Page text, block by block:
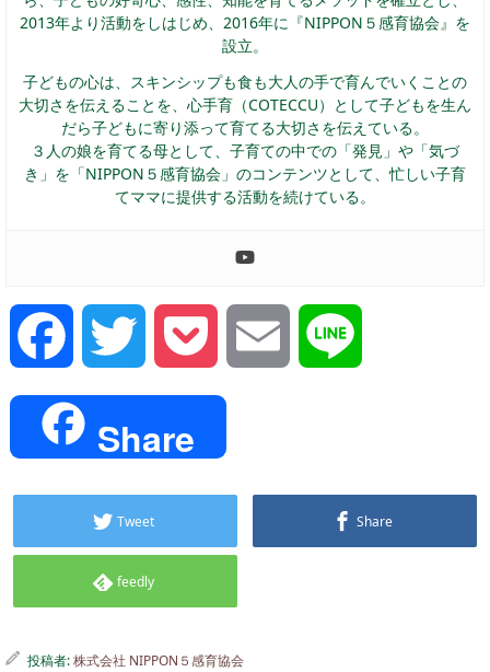
2013年より活動をしはじめ、2016年に『NIPPON５感育協会』を
設立。
子どもの心は、スキンシップも食も大人の手で育んでいくことの
大切さを伝えることを、心手育（COTECCU）として子どもを生ん
だら子どもに寄り添って育てる大切さを伝えている。
３人の娘を育てる母として、子育ての中での「発見」や「気づ
き」を「NIPPON５感育協会」のコンテンツとして、忙しい子育
てママに提供する活動を続けている。
Facebook Twitter Pocket Email
Share
Tweet Share
feedly
投稿者:株式会社 NIPPON５感育協会